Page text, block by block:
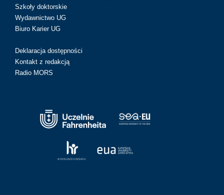
Szkoły doktorskie
Wydawnictwo UG
Biuro Karier UG
Deklaracja dostępności
Kontakt z redakcją
Radio MORS